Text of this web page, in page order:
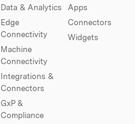
Data & Analytics
Edge
Connectivity
Machine
Connectivity
Integrations &
Connectors
GxP &
Compliance
Apps
Connectors
Widgets